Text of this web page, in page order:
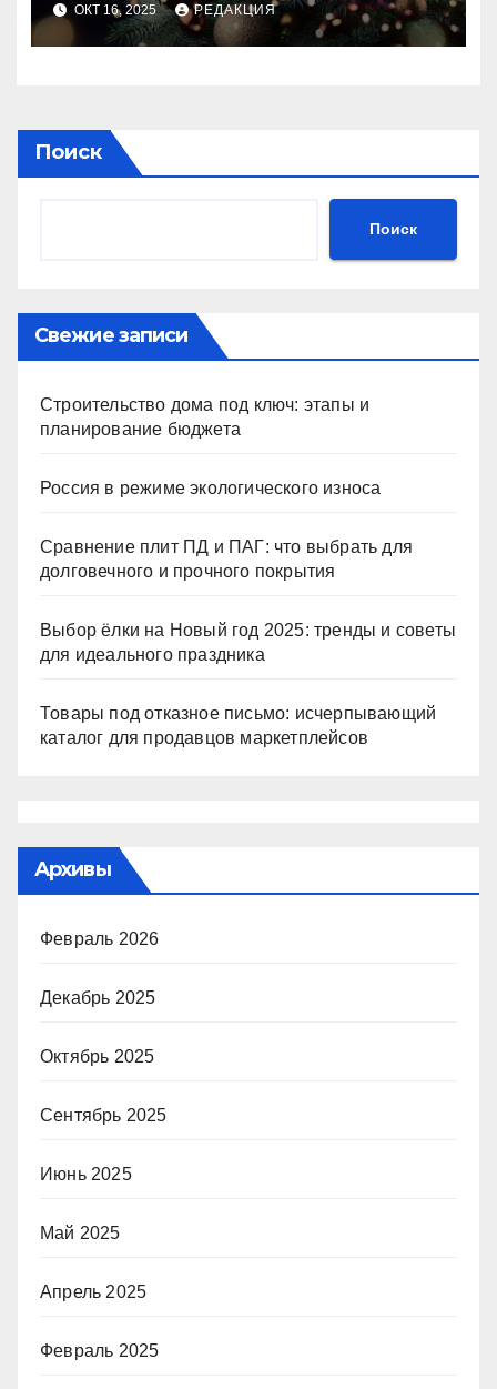
ОКТ 16, 2025 РЕДАКЦИЯ
Поиск
Поиск
Свежие записи
Строительство дома под ключ: этапы и
планирование бюджета
Россия в режиме экологического износа
Сравнение плит ПД и ПАГ: что выбрать для
долговечного и прочного покрытия
Выбор ёлки на Новый год 2025: тренды и советы
для идеального праздника
Товары под отказное письмо: исчерпывающий
каталог для продавцов маркетплейсов
Архивы
Февраль 2026
Декабрь 2025
Октябрь 2025
Сентябрь 2025
Июнь 2025
Май 2025
Апрель 2025
Февраль 2025